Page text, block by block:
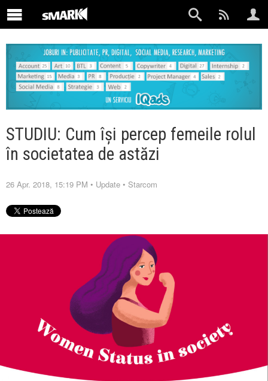
STUDIU: Cum își percep femeile rolul
în societatea de astăzi
26 Apr. 2018, 15:19 PM • Update • Starcom